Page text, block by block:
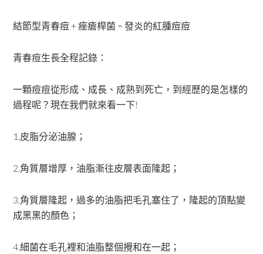
結節型青春痘 + 痤瘡桿菌 = 發炎的紅腫痘痘
青春痘生長全程記錄：
一顆痘痘從形成、成長、成熟到死亡，到經歷的是怎樣的
過程呢？現在我們就來看一下!
1.皮脂分泌油腺；
2.角質層增厚，油脂漸往皮層表面隆起；
3.角質層隆起，過多的油脂把毛孔塞住了，隆起的頂點變
成黑黑的顏色；
4.細菌在毛孔裡和油脂整個攪和在一起；